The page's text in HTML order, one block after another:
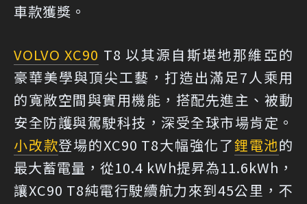
車款獲獎。
VOLVO XC90 T8 以其源自斯堪地那維亞的
豪華美學與頂尖工藝，打造出滿足7人乘用
的寬敞空間與實用機能，搭配先進主、被動
安全防護與駕駛科技，深受全球市場肯定。
小改款登場的XC90 T8大幅強化了鋰電池的
最大蓄電量，從10.4 kWh提昇為11.6kWh，
讓XC90 T8純電行駛續航力來到45公里，不